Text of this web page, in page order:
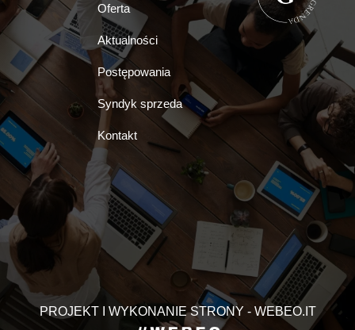
Oferta
Aktualności
Postępowania
Syndyk sprzeda
Kontakt
PROJEKT I WYKONANIE STRONY - WEBEO.IT